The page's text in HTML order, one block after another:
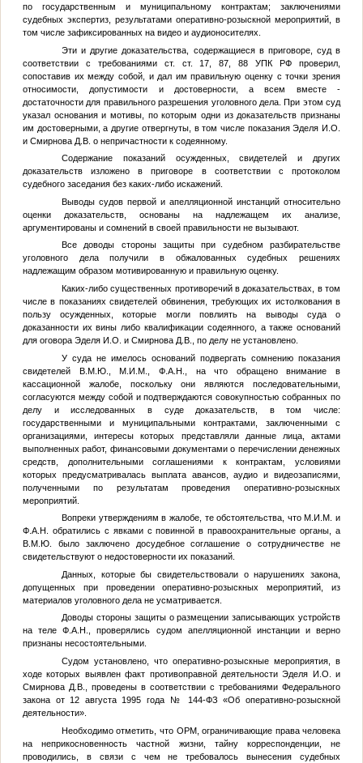
по государственным и муниципальному контрактам; заключениями
судебных экспертиз, результатами оперативно-розыскной мероприятий, в
том числе зафиксированных на видео и аудионосителях.
Эти и другие доказательства, содержащиеся в приговоре, суд в
соответствии с требованиями ст. ст. 17, 87, 88 УПК РФ проверил,
сопоставив их между собой, и дал им правильную оценку с точки зрения
относимости, допустимости и достоверности, а всем вместе -
достаточности для правильного разрешения уголовного дела. При этом суд
указал основания и мотивы, по которым одни из доказательств признаны
им достоверными, а другие отвергнуты, в том числе показания Эделя И.О.
и Смирнова Д.В. о непричастности к содеянному.
Содержание показаний осужденных, свидетелей и других
доказательств изложено в приговоре в соответствии с протоколом
судебного заседания без каких-либо искажений.
Выводы судов первой и апелляционной инстанций относительно
оценки доказательств, основаны на надлежащем их анализе,
аргументированы и сомнений в своей правильности не вызывают.
Все доводы стороны защиты при судебном разбирательстве
уголовного дела получили в обжалованных судебных решениях
надлежащим образом мотивированную и правильную оценку.
Каких-либо существенных противоречий в доказательствах, в том
числе в показаниях свидетелей обвинения, требующих их истолкования в
пользу осужденных, которые могли повлиять на выводы суда о
доказанности их вины либо квалификации содеянного, а также оснований
для оговора Эделя И.О. и Смирнова Д.В., по делу не установлено.
У суда не имелось оснований подвергать сомнению показания
свидетелей В.М.Ю. ,М.И.М. Ф.А.Н.
, на что обращено внимание в
кассационной жалобе, поскольку они являются последовательными,
согласуются между собой и подтверждаются совокупностью собранных по
делу и исследованных в суде доказательств, в том числе:
государственными и муниципальными контрактами, заключенными с
организациями, интересы которых представляли данные лица, актами
выполненных работ, финансовыми документами о перечислении денежных
средств, дополнительными соглашениями к контрактам, условиями
которых предусматривалась выплата авансов, аудио и видеозаписями,
полученными по результатам проведения оперативно-розыскных
мероприятий.
Вопреки утверждениям в жалобе, те обстоятельства, что М.И.М.
и
Ф.А.Н.
обратились с явками с повинной в правоохранительные органы, а
В.М.Ю.
было заключено досудебное соглашение о сотрудничестве не
свидетельствуют о недостоверности их показаний.
Данных, которые бы свидетельствовали о нарушениях закона,
допущенных при проведении оперативно-розыскных мероприятий, из
материалов уголовного дела не усматривается.
Доводы стороны защиты о размещении записывающих устройств
на телеФ.А.Н.
, проверялись судом апелляционной инстанции и верно
признаны несостоятельными.
Судом установлено, что оперативно-розыскные мероприятия, в
ходе которых выявлен факт противоправной деятельности Эделя И.О. и
Смирнова Д.В., проведены в соответствии с требованиями Федерального
закона от 12 августа 1995 года № 144-ФЗ «Об оперативно-розыскной
деятельности».
Необходимо отметить, что ОРМ, ограничивающие права человека
на неприкосновенность частной жизни, тайну корреспонденции, не
проводились, в связи с чем не требовалось вынесения судебных